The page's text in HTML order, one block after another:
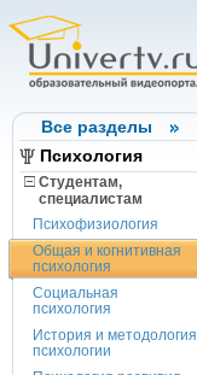
Все разделы
Психология
Студентам,
cпециалистам
Психофизиология
Общая и когнитивная
психология
Социальная
психология
История и методология
психологии